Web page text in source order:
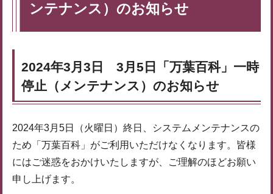
ンテナンス）のお知らせ
2024年3月3日 3月5日「万葉百科」一時
停止（メンテナンス）のお知らせ
2024年3月5日（火曜日）終日、システムメンテナンスの
ため「万葉百科」がご利用いただけなくなります。皆様
にはご迷惑をおかけいたしますが、ご理解のほどお願い
申し上げます。